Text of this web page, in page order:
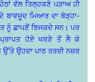
ਵੱਲ ਤਿਲ੍ਹਕਣੇ ਪੜਾਅ ਹੀ
ਬਾਵਜੂਦ ਮਿਆਰ ਦਾ ਥੋੜ੍ਹਾ-
ਨੂੰ ਛਾਪਣੋਂ ਝਿਜਕਦੇ ਸਨ। ਪਰ
ਹੋਏ ਖਰੜੇ ਤੋਂ ਲੈ ਕੇ
ਉੱਤੇ ਉਹਦਾ ਪਾਠ ਤਰਦੀ ਨਜ਼ਰ